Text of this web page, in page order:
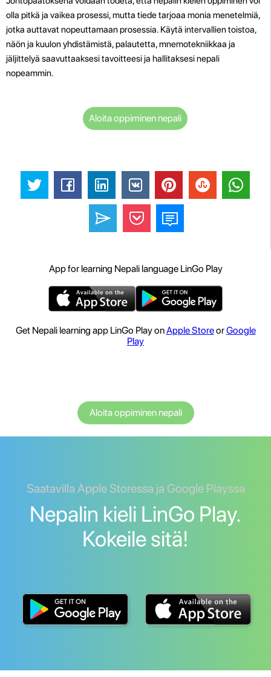
olla pitkä ja vaikea prosessi, mutta tiede tarjoaa monia menetelmiä,
jotka auttavat nopeuttamaan prosessia. Käytä intervallien toistoa,
näön ja kuulon yhdistämistä, palautetta, mnemotekniikkaa ja
jäljittelyä saavuttaaksesi tavoitteesi ja hallitaksesi nepali
nopeammin.
Aloita oppiminen nepali
App for learning Nepali language LinGo Play
Get Nepali learning app LinGo Play onApple StoreorGoogle
Play
Aloita oppiminen nepali
Saatavilla Apple Storessa ja Google Playssa
Nepalin kieli LinGo Play.
Kokeile sitä!